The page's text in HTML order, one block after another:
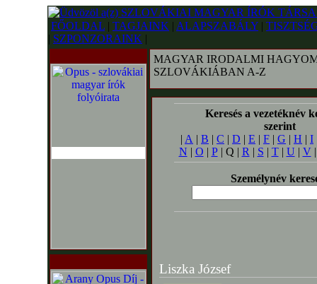
FŐOLDAL | TAGJAINK | ALAPSZABÁLY |
| SZPONZORAINK |
MAGYAR IRODALMI
SZLOVÁKIÁBAN A-Z
Keresés a vezetéknév
szerint
| A | B | C | D | E | F | G | H | I
N | O | P| Q | R | S | T| U | V
Személynév
Liszka József